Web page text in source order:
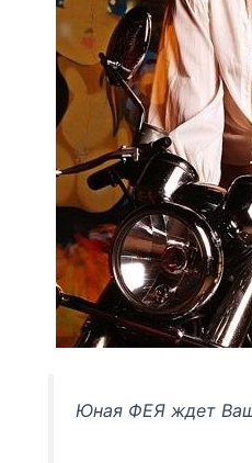
Юная ФЕЯ ждет